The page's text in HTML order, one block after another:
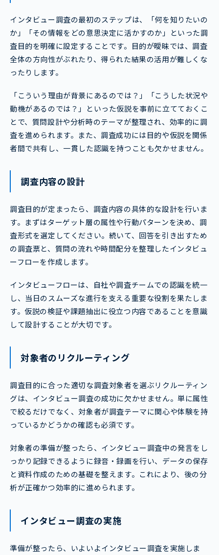
インタビュー調査の最初のステップは、「何を知りたいの
か」「その情報をどの意思決定に活かすのか」といった調
査目的を明確に設定することです。目的が曖昧では、調査
全体の方向性がぶれたり、得られた結果の活用が難しくな
ったりします。
「こういう理由が背景にあるのでは？」「こうした状況や
動機があるのでは？」といった仮説を事前に立てておくこ
とで、質問設計や分析時のテーマが整理され、効率的に調
査を進められます。また、調査成功には目的や仮説を関係
者間で共有し、一貫した認識を持つことも欠かせません。
調査内容の設計
調査目的が定まったら、調査内容の具体的な設計を行いま
す。まずはターゲット層の属性や行動パターンを決め、調
査形式を選定してください。続いて、回答を引き出すため
の調査票と、質問の流れや時間配分を整理したインタビュ
ーフローを作成します。
インタビューフローは、自社や調査チームでの認識を統一
し、当日のスムーズな進行を支える重要な役割を果たしま
す。仮説の検証や課題抽出に役立つ内容であることを意識
して設計することが大切です。
対象者のリクルーティング
調査目的に合った適切な調査対象者を選ぶリクルーティン
グは、インタビュー調査の成功に欠かせません。単に属性
で絞るだけでなく、対象者が調査テーマに関心や体験を持
っているかどうかの確認も必須です。
対象者の準備が整ったら、インタビュー調査中の発言をし
っかり記録できるように録音・録画を行い、データの保存
と資料作成のための基礎を整えます。これにより、後の分
析が正確かつ効率的に進められます。
インタビュー調査の実施
準備が整ったら、いよいよインタビュー調査を実施しま